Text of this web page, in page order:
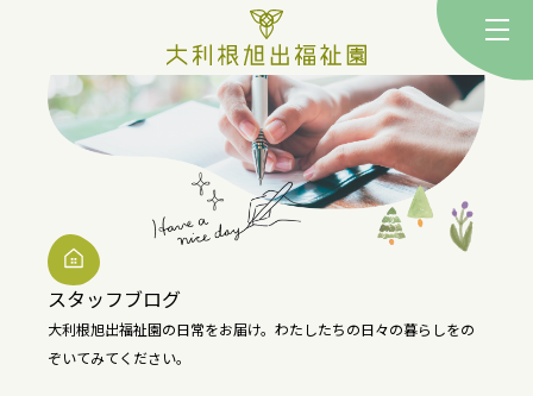
スタッフブログ
大利根旭出福祉園の日常をお届け。 わたしたちの日々の暮らしをの
ぞいてみてください。